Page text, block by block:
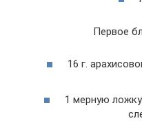
Первое
16 г.
1 мерную